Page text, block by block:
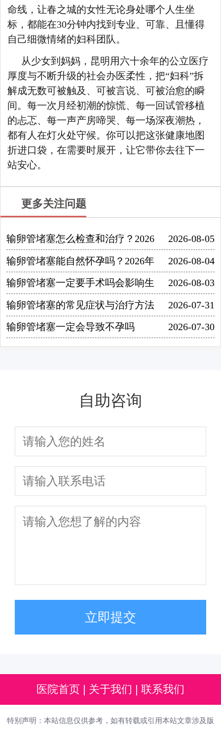
命线，让春之城的女性无论身处哪个人生坐
标，都能在30分钟内找到专业、可靠、且懂得
自己细微情绪的妇科团队。
从少女到妈妈，昆明用六十余年的公立医疗
厚度与不断升级的社会办医柔性，把“妇科”拆
解成无数可被触及、可被言说、可被治愈的瞬
间。每一次月经初潮的惊慌、每一回试管移植
的忐忑、每一声产房啼哭、每一场深夜潮热，
都有人在灯火处守候。你可以把这张健康地图
折进口袋，在需要时展开，让它带你去往下一
站安心。
更多关注问题
输卵管堵塞怎么检查和治疗？2026 2026-08-05
输卵管堵塞能自然怀孕吗？2026年 2026-08-04
输卵管堵塞一定要手术吗会影响生 2026-08-03
输卵管堵塞的常见症状与治疗方法 2026-07-31
输卵管堵塞一定会导致不孕吗 2026-07-30
自助咨询
立即提交
医院首页 | 关于我们 | 联系我们
特别声明：本站信息仅供参考，如有转载或引用本站文章涉及版